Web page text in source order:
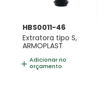
HBS0011-46
Extratora tipo S,
ARMOPLAST
Adicionar no
orçamento